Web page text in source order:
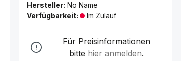
Hersteller: No Name
Verfügbarkeit:
Im Zulauf
Für Preisinformationen
bitte hier anmelden.